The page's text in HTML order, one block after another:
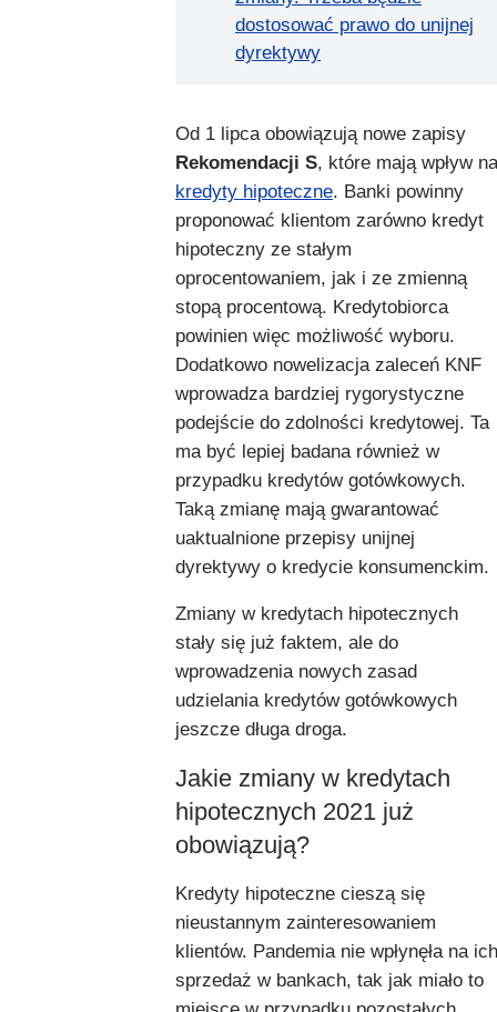
dostosować prawo do unijnej
dyrektywy
Od 1 lipca obowiązują nowe zapisy
Rekomendacji S, które mają wpływ na
kredyty hipoteczne. Banki powinny
proponować klientom zarówno kredyt
hipoteczny ze stałym
oprocentowaniem, jak i ze zmienną
stopą procentową. Kredytobiorca
powinien więc możliwość wyboru.
Dodatkowo nowelizacja zaleceń KNF
wprowadza bardziej rygorystyczne
podejście do zdolności kredytowej. Ta
ma być lepiej badana również w
przypadku kredytów gotówkowych.
Taką zmianę mają gwarantować
uaktualnione przepisy unijnej
dyrektywy o kredycie konsumenckim.
Zmiany w kredytach hipotecznych
stały się już faktem, ale do
wprowadzenia nowych zasad
udzielania kredytów gotówkowych
jeszcze długa droga.
Jakie zmiany w kredytach
hipotecznych 2021 już
obowiązują?
Kredyty hipoteczne cieszą się
nieustannym zainteresowaniem
klientów. Pandemia nie wpłynęła na ich
sprzedaż w bankach, tak jak miało to